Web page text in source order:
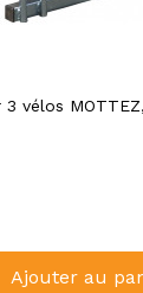
3 vélos
Ajouter au